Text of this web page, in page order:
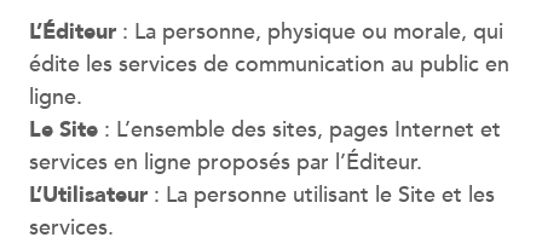
L’Éditeur : La personne, physique ou morale, qui
édite les services de communication au public en
ligne.
Le Site : L’ensemble des sites, pages Internet et
services en ligne proposés par l’Éditeur.
L’Utilisateur : La personne utilisant le Site et les
services.